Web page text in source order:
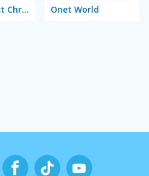
Onet Connect Christmas Onet World